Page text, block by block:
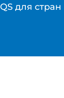
для стран